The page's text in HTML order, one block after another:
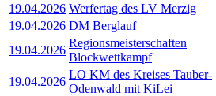
19.04.2026 Werfertag des LV Merzig
19.04.2026 DM Berglauf
19.04.2026
Regionsmeisterschaften
Blockwettkampf
19.04.2026
LO KM des Kreises Tauber-
Odenwald mit KiLei